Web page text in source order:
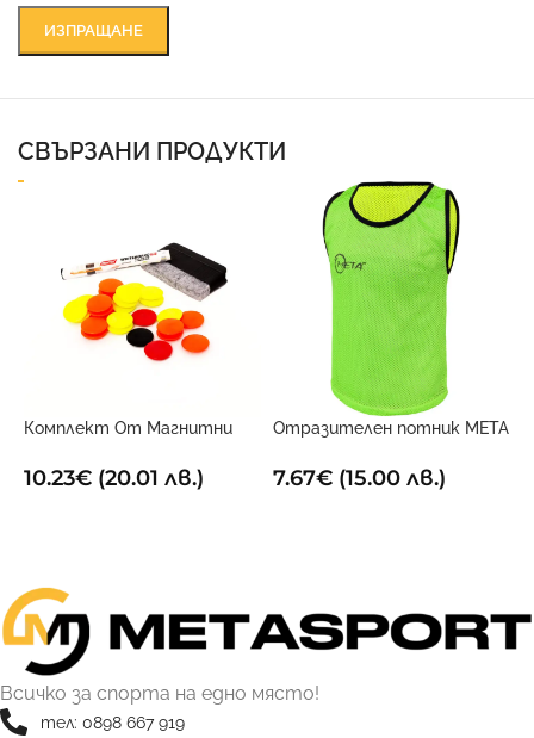
СВЪРЗАНИ ПРОДУКТИ
Комплект От Магнитни
10.23€ (20.01 лв.)
Отразителен потник META
7.67€(15.00 лв.)
Всичко за спорта на едно място!
тел: 0898 667 919